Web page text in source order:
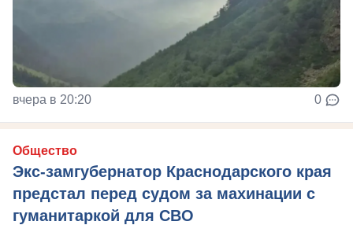
вчера в 20:20 0
Общество
Экс-замгубернатор Краснодарского края
предстал перед судом за махинации с
гуманитаркой для СВО